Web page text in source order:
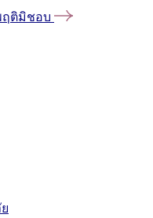
ฤติมิชอบ